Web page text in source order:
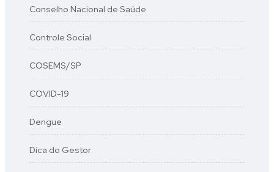
Conselho Nacional de Saúde
Controle Social
COSEMS/SP
COVID-19
Dengue
Dica do Gestor